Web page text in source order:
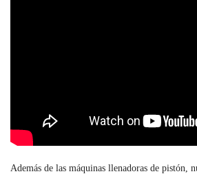
Además de las máquinas llenadoras de pistón,